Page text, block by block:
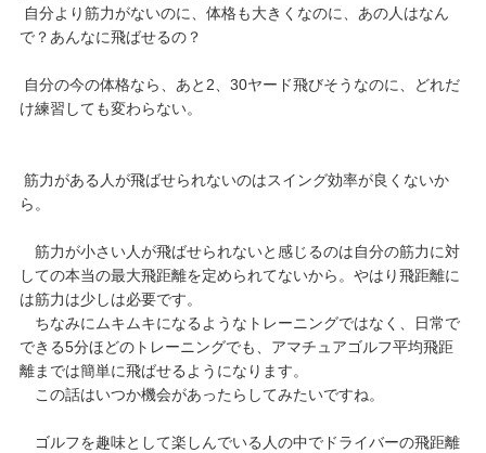
自分より筋力がないのに、体格も大きくなのに、あの人はなん
で？あんなに飛ばせるの？
自分の今の体格なら、あと2、30ヤード飛びそうなのに、どれだ
け練習しても変わらない。
筋力がある人が飛ばせられないのはスイング効率が良くないか
ら。
筋力が小さい人が飛ばせられないと感じるのは自分の筋力に対
しての本当の最大飛距離を定められてないから。やはり飛距離に
は筋力は少しは必要です。
ちなみにムキムキになるようなトレーニングではなく、日常で
できる5分ほどのトレーニングでも、アマチュアゴルフ平均飛距
離までは簡単に飛ばせるようになります。
この話はいつか機会があったらしてみたいですね。
ゴルフを趣味として楽しんでいる人の中でドライバーの飛距離